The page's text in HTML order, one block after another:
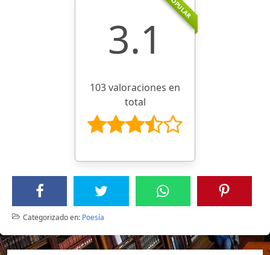
POPULAR
3.1
103 valoraciones en
total
Categorizado en: Poesía